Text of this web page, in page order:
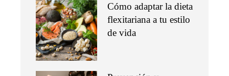
Cómo adaptar la dieta
flexitariana a tu estilo
de vida